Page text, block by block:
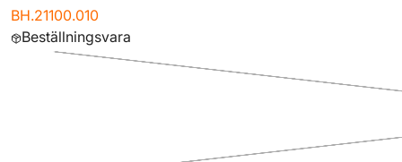
BH.21100.010
Beställningsvara